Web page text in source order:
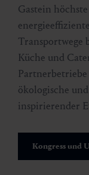
Gastein
Transportwege
Küche und
Partnerbetriebe
ökologische
inspirierender
Kongress und